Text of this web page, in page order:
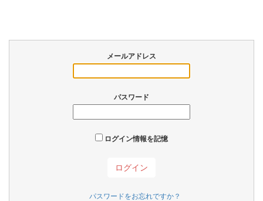
メールアドレス
パスワード
ログイン情報を記憶
パスワードをお忘れですか？